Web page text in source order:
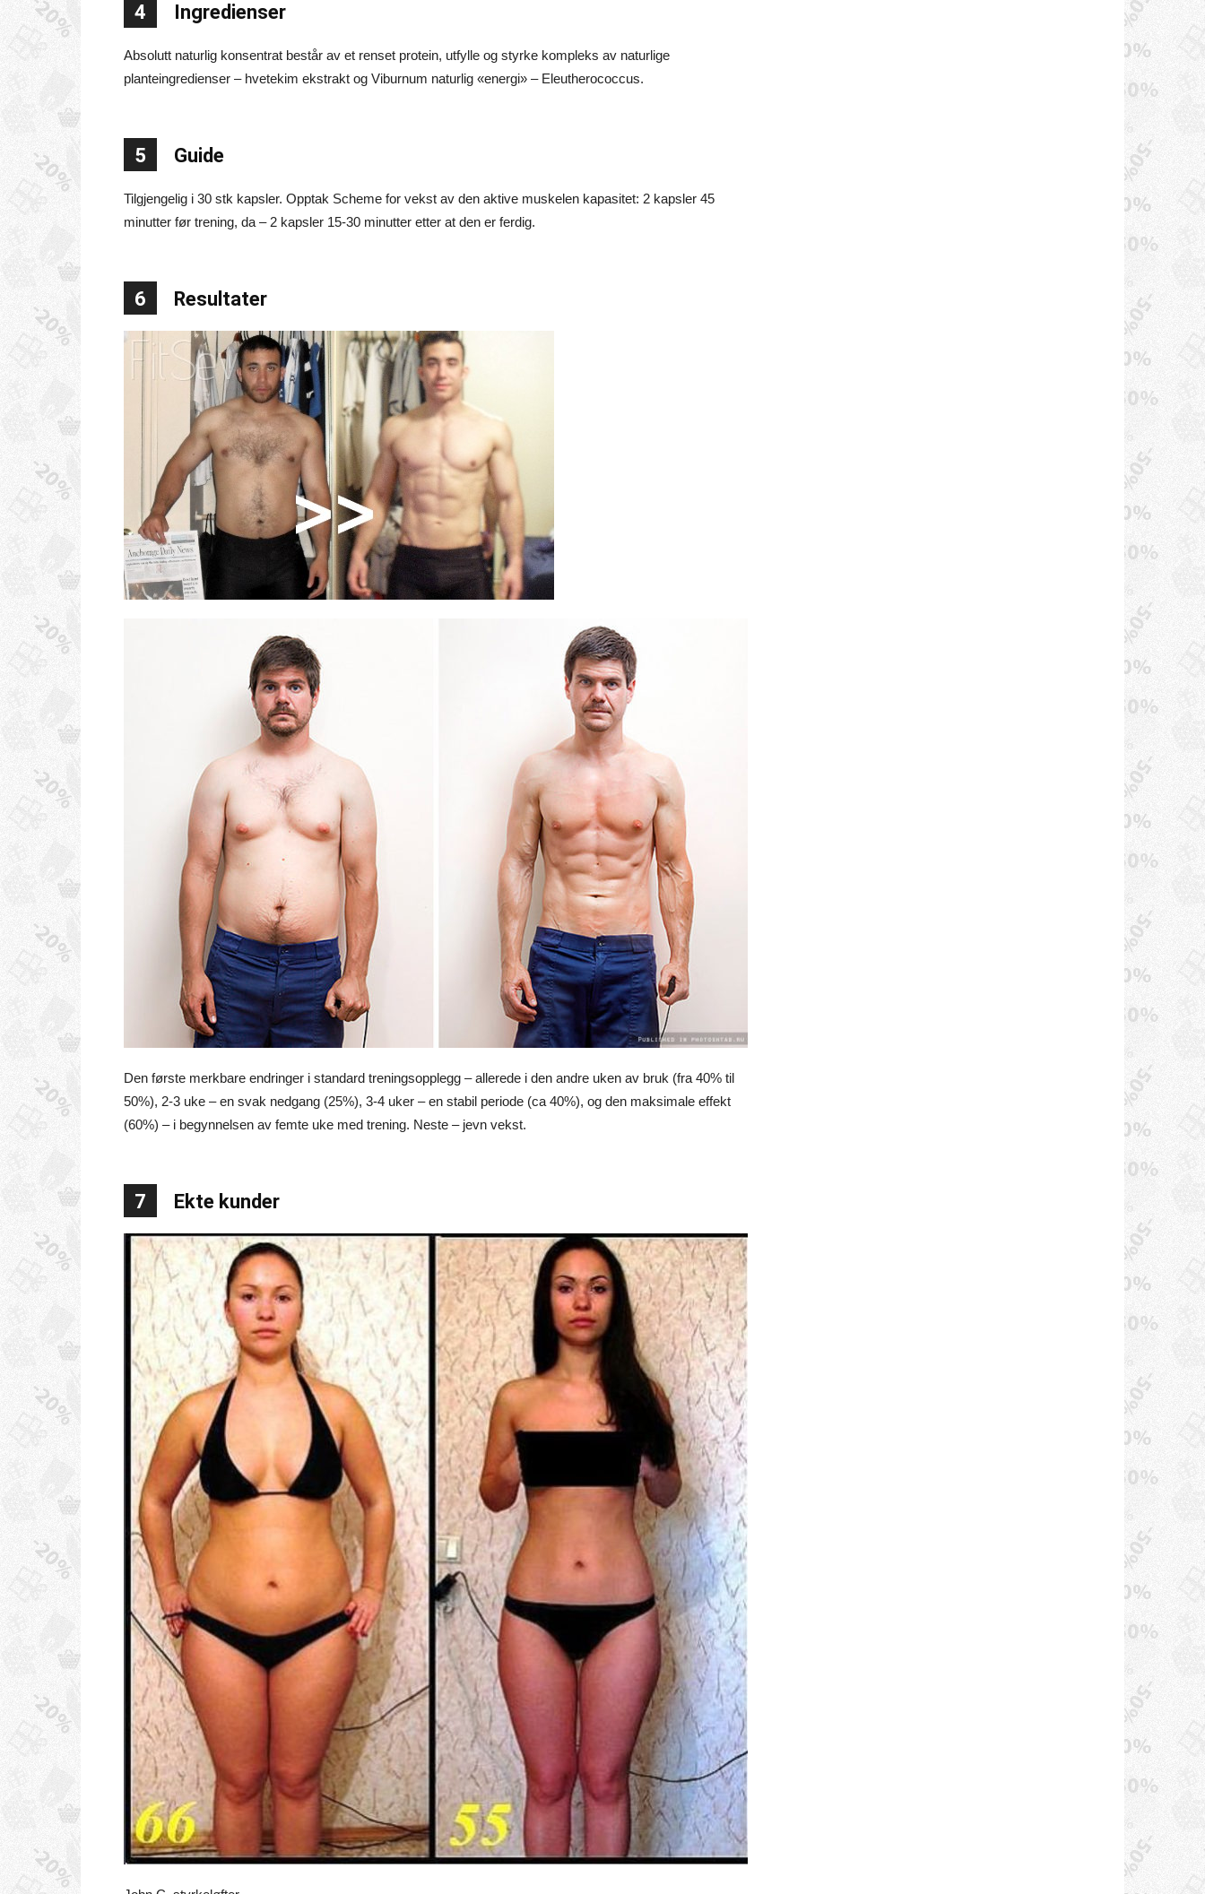
4 Ingredienser
Absolutt naturlig konsentrat består av et renset protein, utfylle og styrke kompleks av naturlige
planteingredienser – hvetekim ekstrakt og Viburnum naturlig «energi» – Eleutherococcus.
5 Guide
Tilgjengelig i 30 stk kapsler. Opptak Scheme for vekst av den aktive muskelen kapasitet: 2 kapsler 45
minutter før trening, da – 2 kapsler 15-30 minutter etter at den er ferdig.
6 Resultater
Den første merkbare endringer i standard treningsopplegg – allerede i den andre uken av bruk (fra 40% til
50%), 2-3 uke – en svak nedgang (25%), 3-4 uker – en stabil periode (ca 40%), og den maksimale effekt
(60%) – i begynnelsen av femte uke med trening. Neste – jevn vekst.
7 Ekte kunder